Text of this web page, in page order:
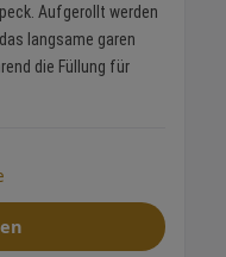
Aufgerollt werden
langsame garen
die Füllung für